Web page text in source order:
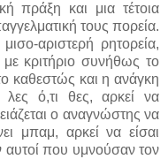
πράξη και μια τέτοια
τους πορεία.
αριστερή ρητορεία,
με κριτήριο συνήθως το
καθεστώς και η ανάγκη
ό,τι θες, αρκεί να
ο αναγνώστης να
μπαμ, αρκεί να είσαι
αυτοί που υμνούσαν τον